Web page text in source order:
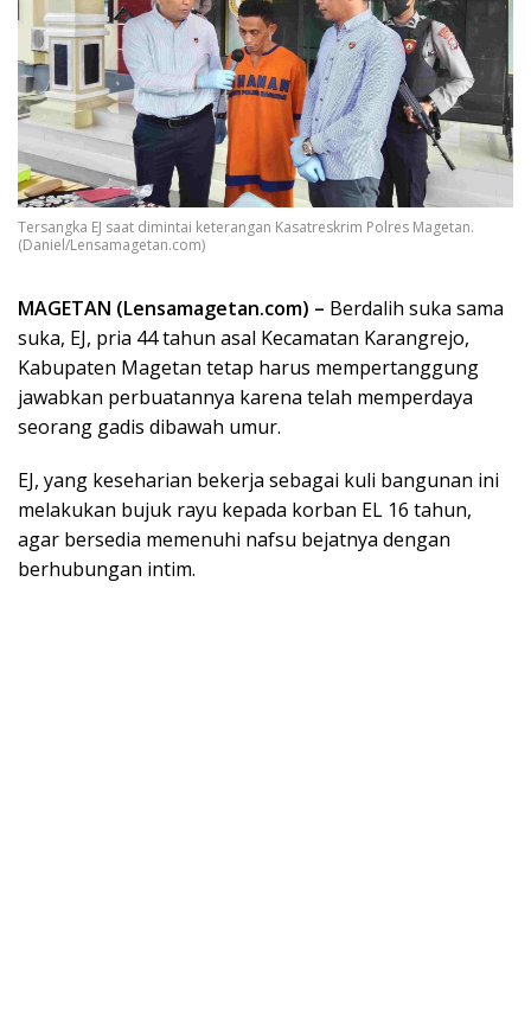
Tersangka EJ saat dimintai keterangan Kasatreskrim Polres Magetan.
(Daniel/Lensamagetan.com)
MAGETAN (Lensamagetan.com) – Berdalih suka sama
suka, EJ, pria 44 tahun asal Kecamatan Karangrejo,
Kabupaten Magetan tetap harus mempertanggung
jawabkan perbuatannya karena telah memperdaya
seorang gadis dibawah umur.
EJ, yang keseharian bekerja sebagai kuli bangunan ini
melakukan bujuk rayu kepada korban EL 16 tahun,
agar bersedia memenuhi nafsu bejatnya dengan
berhubungan intim.